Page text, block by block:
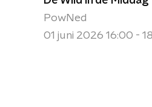
PowNed
01 juni 2026 16:00 -